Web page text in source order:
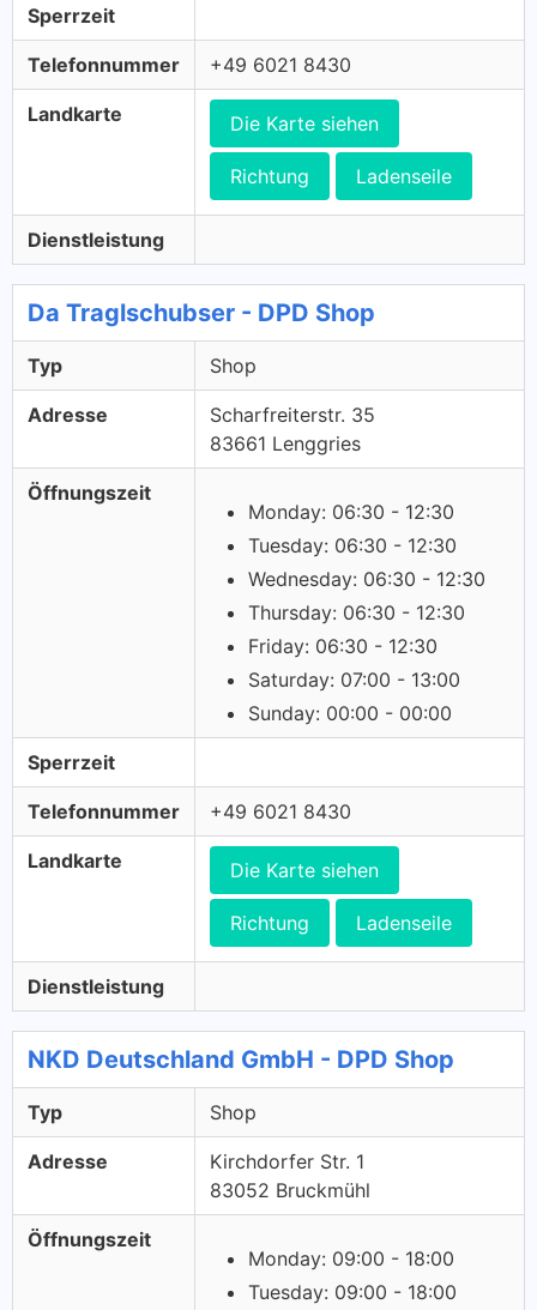
Sperrzeit
Telefonnummer +49 6021 8430
Landkarte Die Karte siehen
Richtung Ladenseile
Dienstleistung
Da Traglschubser - DPD Shop
Typ Shop
Adresse
Scharfreiterstr. 35
83661 Lenggries
Öffnungszeit
Monday: 06:30 - 12:30
Tuesday: 06:30 - 12:30
Wednesday: 06:30 - 12:30
Thursday: 06:30 - 12:30
Friday: 06:30 - 12:30
Saturday: 07:00 - 13:00
Sunday: 00:00 - 00:00
Sperrzeit
Telefonnummer +49 6021 8430
Landkarte Die Karte siehen
Richtung Ladenseile
Dienstleistung
NKD Deutschland GmbH - DPD Shop
Typ Shop
Adresse
Kirchdorfer Str. 1
83052 Bruckmühl
Öffnungszeit
Monday: 09:00 - 18:00
Tuesday: 09:00 - 18:00